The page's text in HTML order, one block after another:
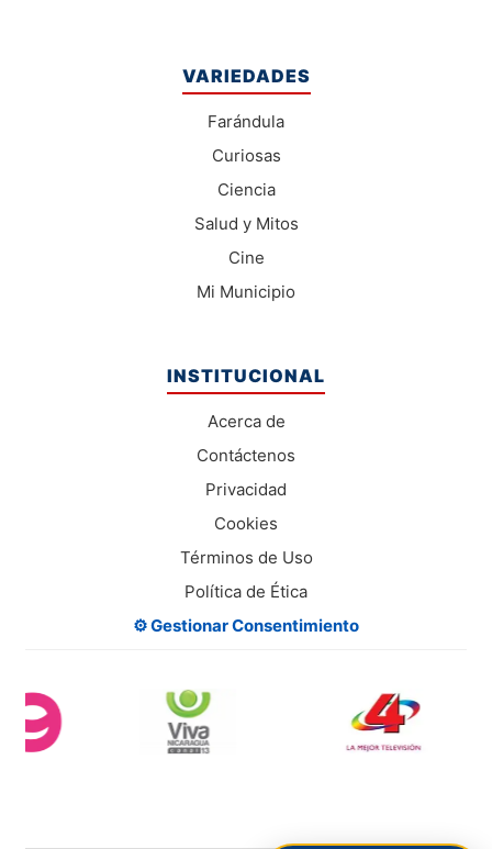
VARIEDADES
Farándula
Curiosas
Ciencia
Salud y Mitos
Cine
Mi Municipio
INSTITUCIONAL
Acerca de
Contáctenos
Privacidad
Cookies
Términos de Uso
Política de Ética
⚙️ Gestionar Consentimiento